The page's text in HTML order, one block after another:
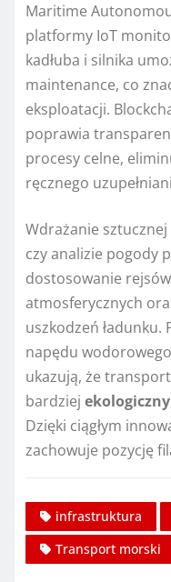
Maritime
platformy IoT
kadłuba i silnika
maintenance, co
eksploatacji.
poprawia
procesy celne,
ręcznego
Wdrażanie
czy analizie pogody
dostosowanie
atmosferycznych
uszkodzeń ładunku.
napędu
ukazują, że
bardziej ekologiczny
Dzięki ciągłym
zachowuje pozycję
infrastruktura
Transport morski